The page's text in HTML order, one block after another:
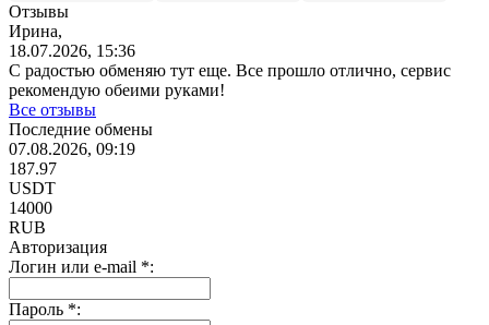
Отзывы
Ирина,
18.07.2026, 15:36
С радостью обменяю тут еще. Все прошло отлично, сервис
рекомендую обеими руками!
Все отзывы
Последние обмены
07.08.2026, 09:19
187.97
USDT
14000
RUB
Авторизация
Логин или e-mail *:
Пароль *: